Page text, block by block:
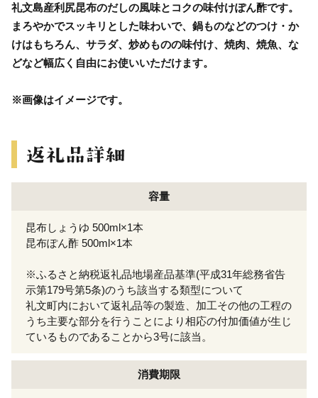
礼文島産利尻昆布のだしの風味とコクの味付けぽん酢です。
まろやかでスッキリとした味わいで、鍋ものなどのつけ・か
けはもちろん、サラダ、炒めものの味付け、焼肉、焼魚、な
どなど幅広く自由にお使いいただけます。
※画像はイメージです。
容量
昆布しょうゆ 500ml×1本
昆布ぽん酢 500ml×1本
※ふるさと納税返礼品地場産品基準(平成31年総務省告
示第179号第5条)のうち該当する類型について
礼文町内において返礼品等の製造、加工その他の工程の
うち主要な部分を行うことにより相応の付加価値が生じ
ているものであることから3号に該当。
消費期限